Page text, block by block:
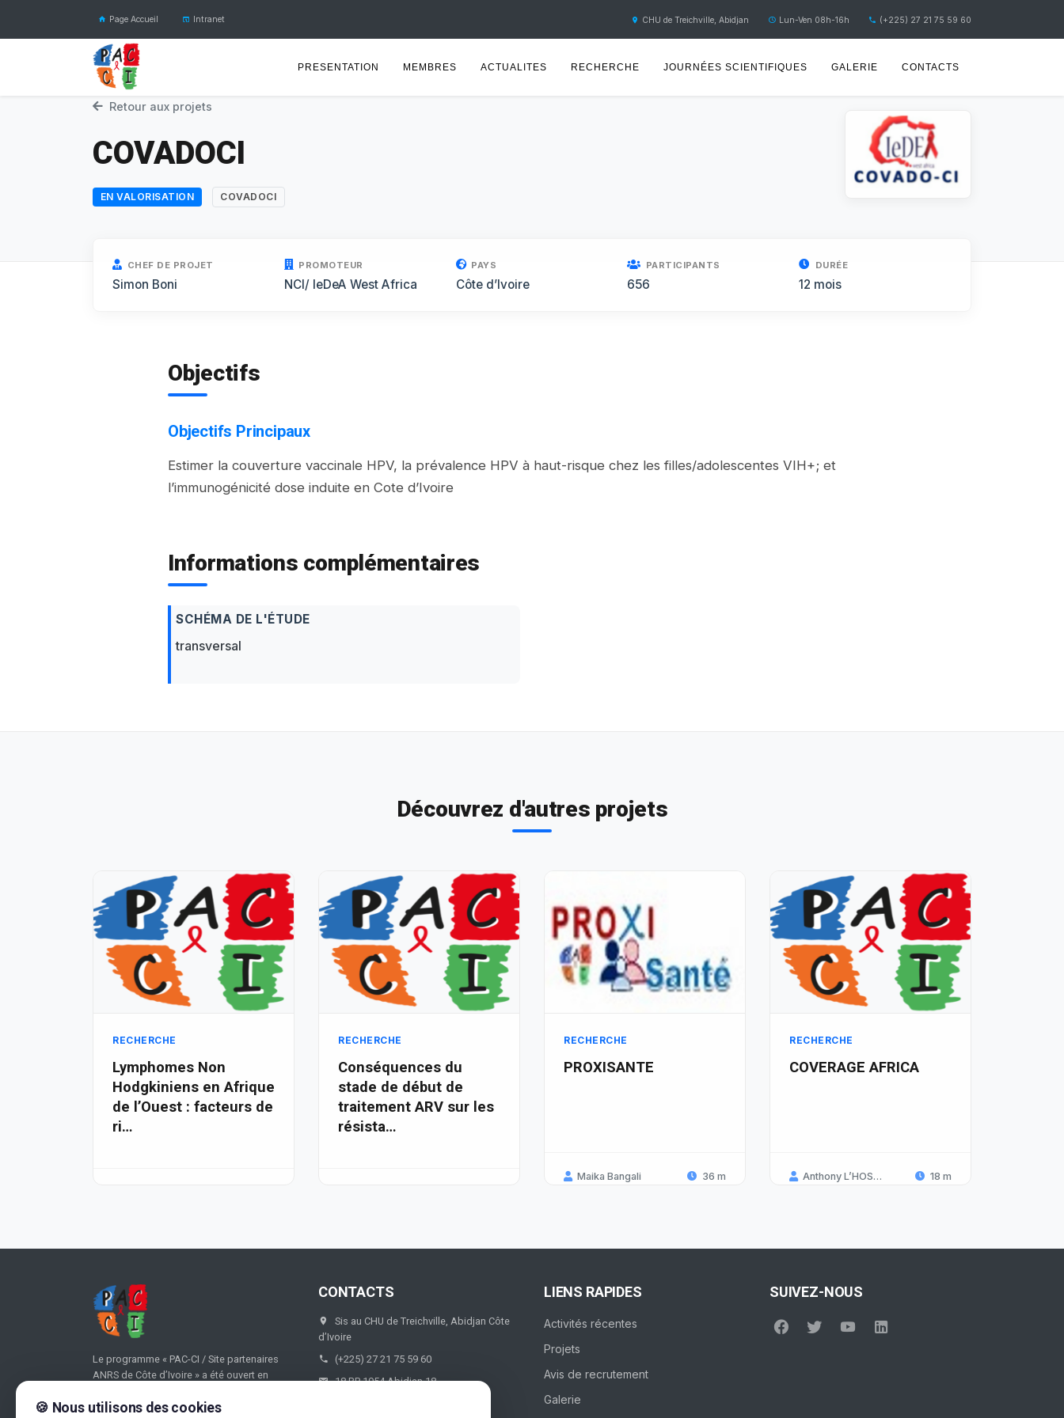
Page Accueil Intranet CHU de Treichville, Abidjan Lun-Ven 08h-16h (+225) 27 21 75 59 60
PRESENTATION MEMBRES ACTUALITES RECHERCHE JOURNÉES SCIENTIFIQUES GALERIE CONTACTS
Retour aux projets
COVADOCI
EN VALORISATION COVADOCI
CHEF DE PROJET
Simon Boni
PROMOTEUR
NCI/ IeDeA West Africa
PAYS
Côte d’Ivoire
PARTICIPANTS
656
DURÉE
12 mois
Objectifs
Objectifs Principaux
Estimer la couverture vaccinale HPV, la prévalence HPV à haut-risque chez les filles/adolescentes VIH+; et
l’immunogénicité dose induite en Cote d’Ivoire
Informations complémentaires
SCHÉMA DE L'ÉTUDE
transversal
Découvrez d'autres projets
RECHERCHE
Lymphomes Non
Hodgkiniens en Afrique
de l’Ouest : facteurs de
ri…
RECHERCHE
Conséquences du
stade de début de
traitement ARV sur les
résista…
RECHERCHE
PROXISANTE
Maika Bangali 36 m
RECHERCHE
COVERAGE AFRICA
Anthony L’HOSTELLIER 18 m
Le programme « PAC-CI / Site partenaires
ANRS de Côte d’Ivoire » a été ouvert en
entre le Ministère ivoirien de la Santé, le
CONTACTS
Sis au CHU de Treichville, Abidjan Côte
d’Ivoire
(+225) 27 21 75 59 60
18 BP 1954 Abidjan 18
LIENS RAPIDES
Activités récentes
Projets
Avis de recrutement
Galerie
SUIVEZ-NOUS
🍪 Nous utilisons des cookies